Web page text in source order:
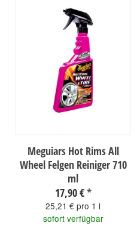
Meguiars Hot Rims All
Wheel Felgen Reiniger 710
ml
17,90 €*
25,21 € pro 1 l
sofort verfügbar